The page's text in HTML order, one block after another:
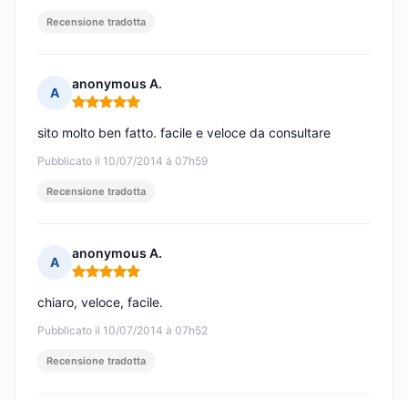
Recensione tradotta
A
anonymous A.
Nota: 5 su 5
Pubblicato il 10/07/2014 à 07h59
sito molto ben fatto. facile e veloce da consultare
Recensione tradotta
A
anonymous A.
Nota: 5 su 5
Pubblicato il 10/07/2014 à 07h52
chiaro, veloce, facile.
Recensione tradotta